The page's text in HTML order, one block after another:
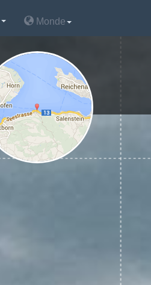
Monde
Monde